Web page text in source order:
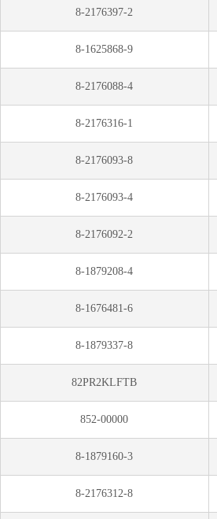
8-2176397-2
8-1625868-9
8-2176088-4
8-2176316-1
8-2176093-8
8-2176093-4
8-2176092-2
8-1879208-4
8-1676481-6
8-1879337-8
82PR2KLFTB
852-00000
8-1879160-3
8-2176312-8